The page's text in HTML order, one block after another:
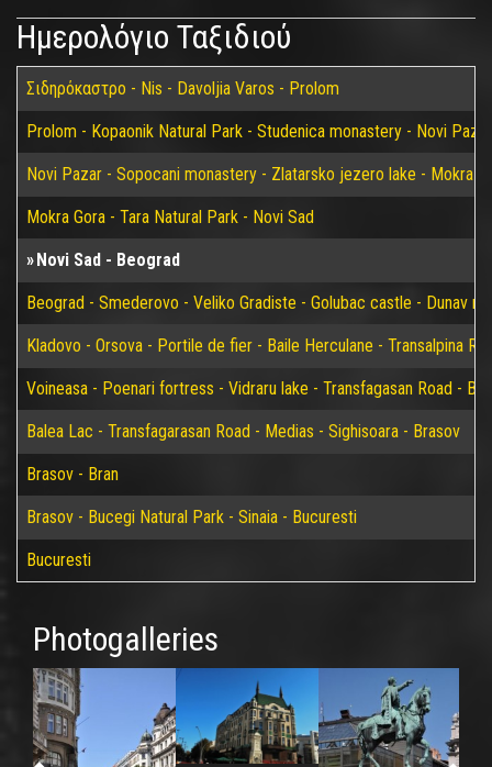
Ημερολόγιο Ταξιδιού
Σιδηρόκαστρο - Nis - Davoljia Varos - Prolom
Prolom - Kopaonik Natural Park - Studenica monastery - Novi Pazar
Novi Pazar - Sopocani monastery - Zlatarsko jezero lake - Mokra
Mokra Gora - Tara Natural Park - Novi Sad
Novi Sad - Beograd
Beograd - Smederovo - Veliko Gradiste - Golubac castle - Dunav
Kladovo - Orsova - Portile de fier - Baile Herculane - Transalpina
Voineasa - Poenari fortress - Vidraru lake - Transfagasan Road -
Balea Lac - Transfagarasan Road - Medias - Sighisoara - Brasov
Brasov - Bran
Brasov - Bucegi Natural Park - Sinaia - Bucuresti
Bucuresti
Photogalleries